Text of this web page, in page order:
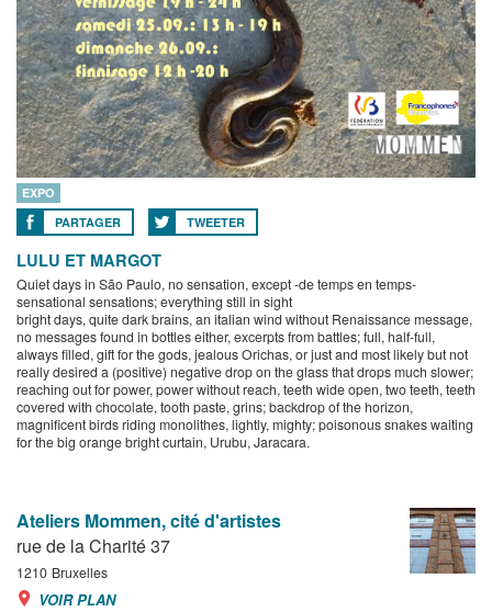
EXPO
PARTAGER
TWEETER
LULU ET MARGOT
Quiet days in São Paulo, no sensation, except -de temps en temps-
sensational sensations; everything still in sight
bright days, quite dark brains, an italian wind without Renaissance message,
no messages found in bottles either, excerpts from battles; full, half-full,
always filled, gift for the gods, jealous Orichas, or just and most likely but not
really desired a (positive) negative drop on the glass that drops much slower;
reaching out for power, power without reach, teeth wide open, two teeth, teeth
covered with chocolate, tooth paste, grins; backdrop of the horizon,
magnificent birds riding monolithes, lightly, mighty; poisonous snakes waiting
for the big orange bright curtain, Urubu, Jaracara.
Ateliers Mommen, cité d'artistes
rue de la Charité 37
1210 Bruxelles
VOIR PLAN